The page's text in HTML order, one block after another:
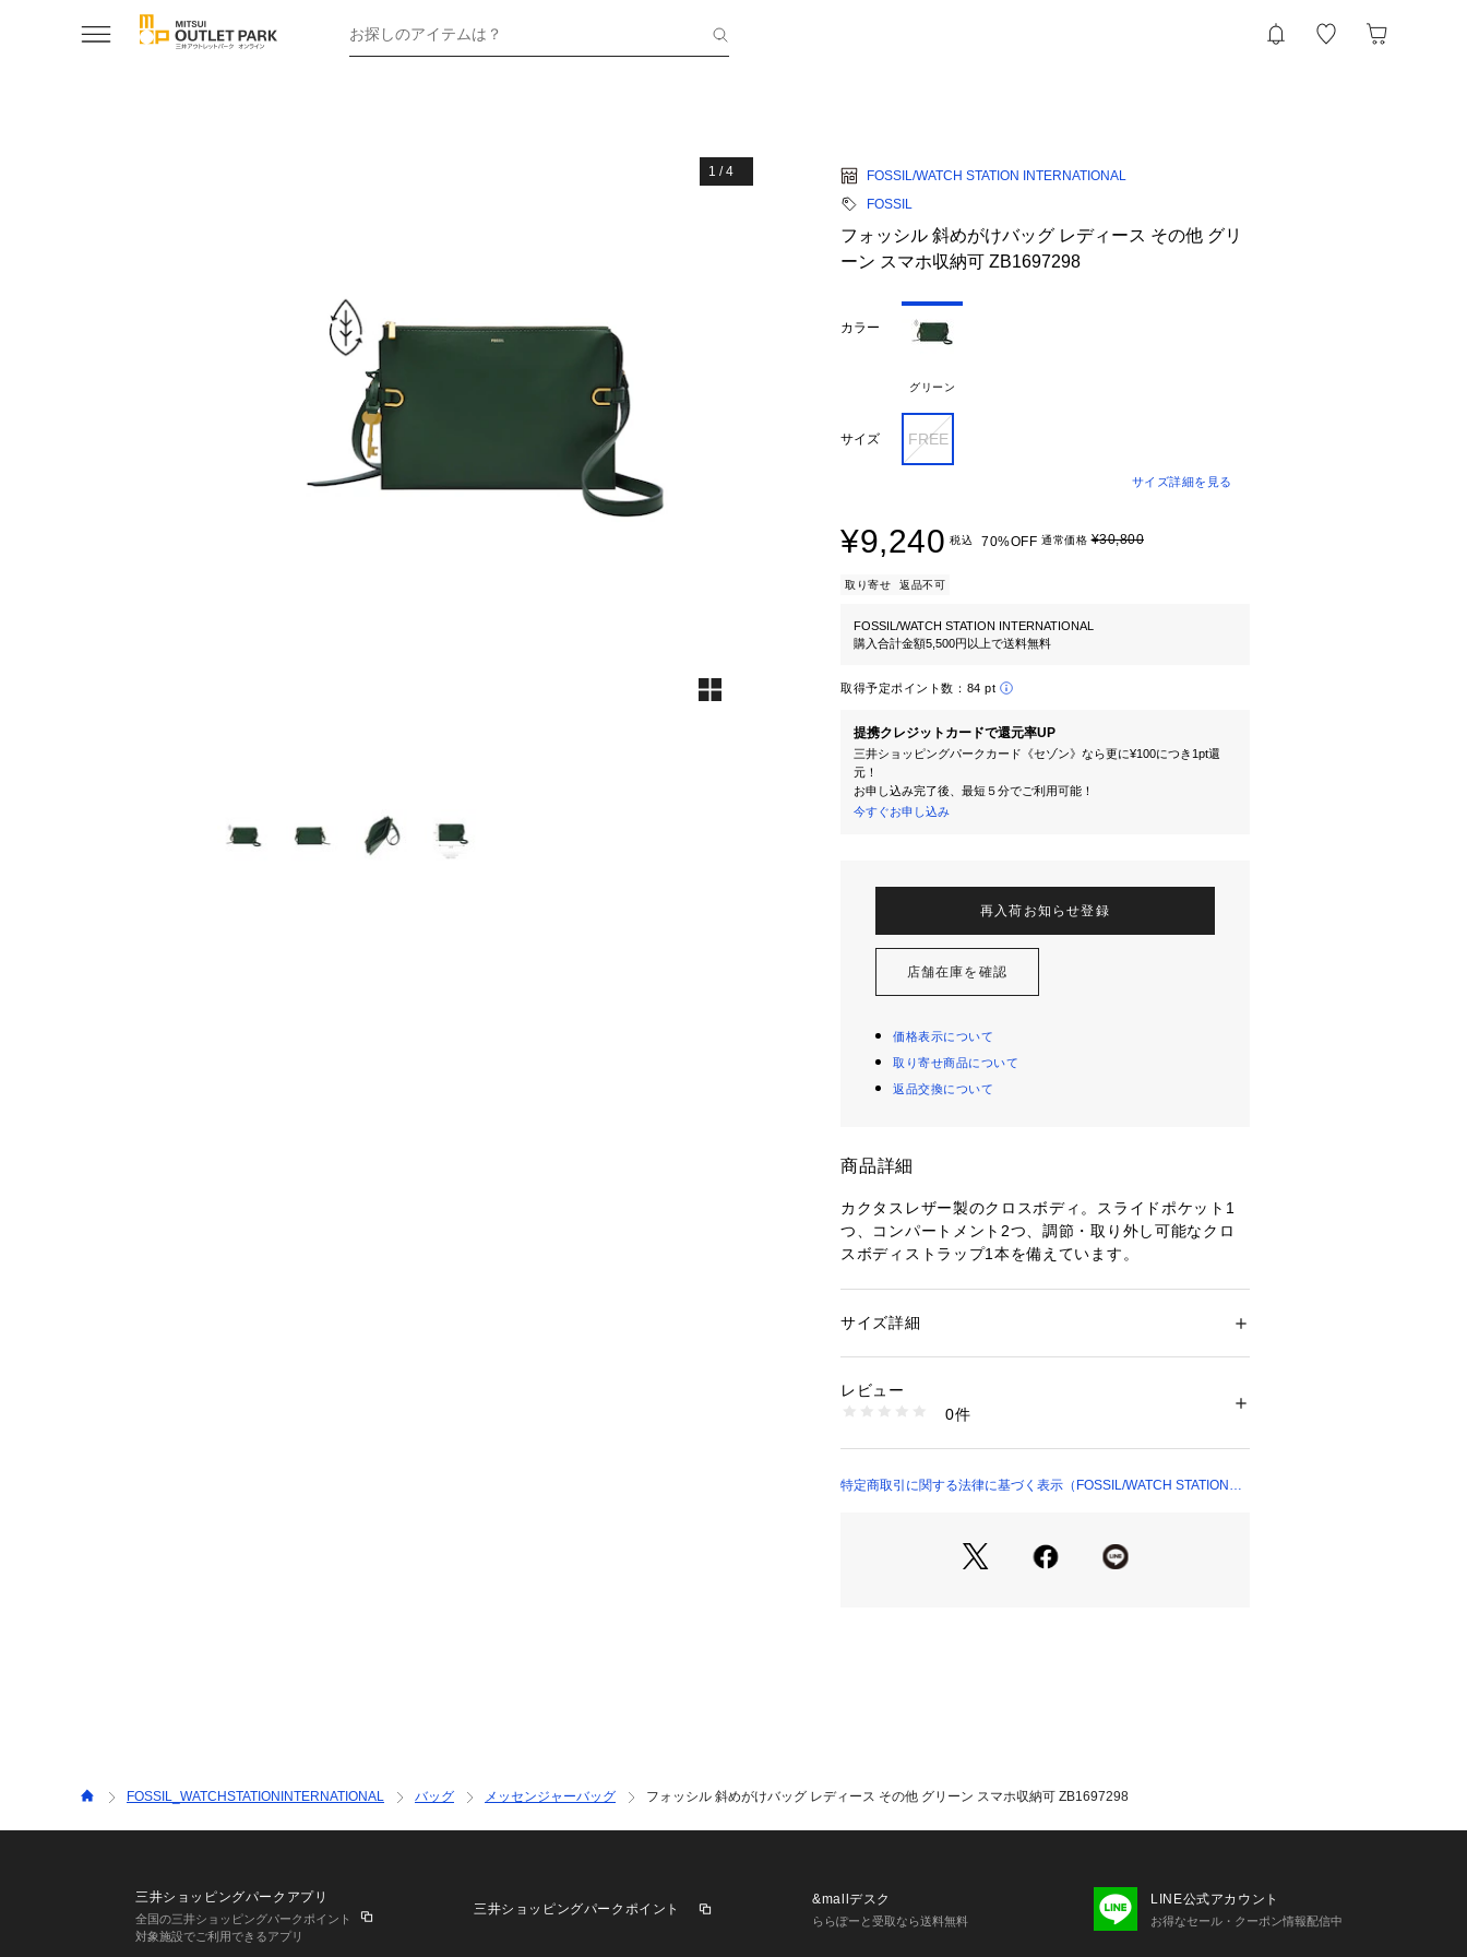
お探しのアイテムは？
1 /4
FOSSIL/WATCH STATION INTERNATIONAL
FOSSIL
フォッシル 斜めがけバッグ レディース その他 グリ
ーン スマホ収納可 ZB1697298
カラー
グリーン
サイズ FREE
サイズ詳細を見る
¥9,240 税込 70%OFF 通常価格¥30,800
取り寄せ 返品不可
FOSSIL/WATCH STATION INTERNATIONAL
購入合計金額5,500円以上で送料無料
取得予定ポイント数： 84 pt
提携クレジットカードで還元率UP
三井ショッピングパークカード《セゾン》なら更に¥100につき1pt還
元！
お申し込み完了後、最短５分でご利用可能！
今すぐお申し込み
再入荷お知らせ登録
店舗在庫を確認
価格表示について
取り寄せ商品について
返品交換について
商品詳細
カクタスレザー製のクロスボディ。スライドポケット1
つ、コンパートメント2つ、調節・取り外し可能なクロ
スボディストラップ1本を備えています。
外側のディテール：
クロージャ―：ファスナー
※ご覧のモニター環境、照明等により実際の商品と色味
性別：レディース
1096400001854
サイズ詳細
レビュー
0件
特定商取引に関する法律に基づく表示（FOSSIL/WATCH STATION
FOSSIL_WATCHSTATIONINTERNATIONAL バッグ メッセンジャーバッグ フォッシル 斜めがけバッグ レディース その他 グリーン スマホ収納可 ZB1697298
三井ショッピングパークアプリ
全国の三井ショッピングパークポイント
対象施設でご利用できるアプリ
三井ショッピングパークポイント
&mallデスク
ららぽーと受取なら送料無料
LINE公式アカウント
お得なセール・クーポン情報配信中